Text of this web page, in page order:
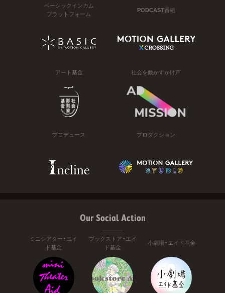
ベーシックインカム
プラットフォーム
PODCAST番組
アート基金 社会を動かすかけ声
プロデュース プロダクション
Our Social Action
ミニシアター・エイ
ド基金
ブックストア・エイ
ド基金
小劇場・エイド基金